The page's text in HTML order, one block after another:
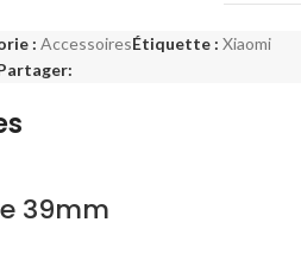
: AccessoiresÉtiquette : Xiaomi
39mm